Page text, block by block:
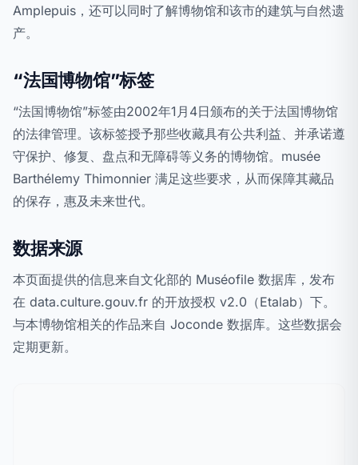
Amplepuis，还可以同时了解博物馆和该市的建筑与自然遗
产。
“法国博物馆”标签
“法国博物馆”标签由2002年1月4日颁布的关于法国博物馆
的法律管理。该标签授予那些收藏具有公共利益、并承诺遵
守保护、修复、盘点和无障碍等义务的博物馆。musée
Barthélemy Thimonnier 满足这些要求，从而保障其藏品
的保存，惠及未来世代。
数据来源
本页面提供的信息来自文化部的 Muséofile 数据库，发布
在 data.culture.gouv.fr 的开放授权 v2.0（Etalab）下。
与本博物馆相关的作品来自 Joconde 数据库。这些数据会
定期更新。